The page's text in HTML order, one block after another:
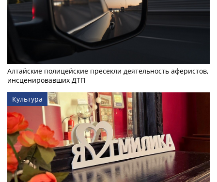
Алтайские полицейские пресекли деятельность аферистов,
инсценировавших ДТП
Культура